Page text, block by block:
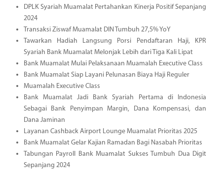
DPLK Syariah Muamalat Pertahankan Kinerja Positif Sepanjang
2024
Transaksi Ziswaf Muamalat DIN Tumbuh 27,5% YoY
Tawarkan Hadiah Langsung Porsi Pendaftaran Haji, KPR
Syariah Bank Muamalat Melonjak Lebih dari Tiga Kali Lipat
Bank Muamalat Mulai Pelaksanaan Muamalah Executive Class
Bank Muamalat Siap Layani Pelunasan Biaya Haji Reguler
Muamalah Executive Class
Bank Muamalat Jadi Bank Syariah Pertama di Indonesia
Sebagai Bank Penyimpan Margin, Dana Kompensasi, dan
Dana Jaminan
Layanan Cashback Airport Lounge Muamalat Prioritas 2025
Bank Muamalat Gelar Kajian Ramadan Bagi Nasabah Prioritas
Tabungan Payroll Bank Muamalat Sukses Tumbuh Dua Digit
Sepanjang 2024